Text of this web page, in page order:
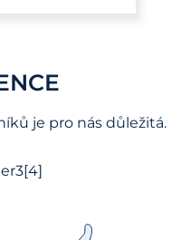
je pro nás důležitá.